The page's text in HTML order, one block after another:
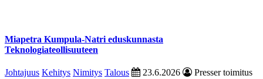
Miapetra Kumpula-Natri eduskunnasta
Teknologiateollisuuteen
Johtajuus Kehitys Nimitys Talous 23.6.2026
Presser toimitus